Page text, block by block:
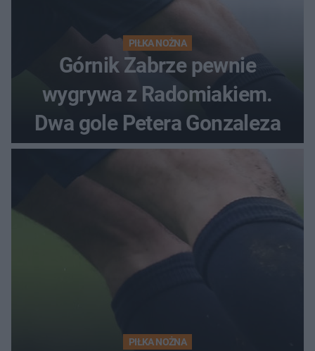
PIŁKA NOŻNA
Górnik Zabrze pewnie
wygrywa z Radomiakiem.
Dwa gole Petera Gonzaleza
PIŁKA NOŻNA